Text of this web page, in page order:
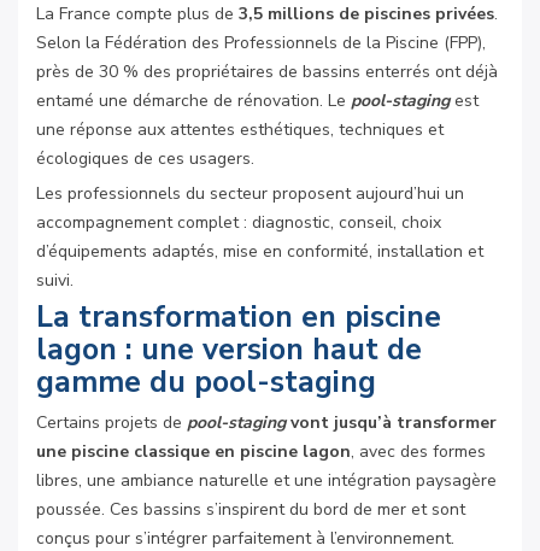
La France compte plus de 3,5 millions de piscines privées.
Selon la Fédération des Professionnels de la Piscine (FPP),
près de 30 % des propriétaires de bassins enterrés ont déjà
entamé une démarche de rénovation. Le pool-stagingest
une réponse aux attentes esthétiques, techniques et
écologiques de ces usagers.
Les professionnels du secteur proposent aujourd’hui un
accompagnement complet : diagnostic, conseil, choix
d’équipements adaptés, mise en conformité, installation et
suivi.
La transformation en piscine
lagon : une version haut de
gamme du pool-staging
Certains projets de pool-staging vont jusqu’à transformer
une piscine classique en piscine lagon, avec des formes
libres, une ambiance naturelle et une intégration paysagère
poussée. Ces bassins s’inspirent du bord de mer et sont
conçus pour s’intégrer parfaitement à l’environnement.